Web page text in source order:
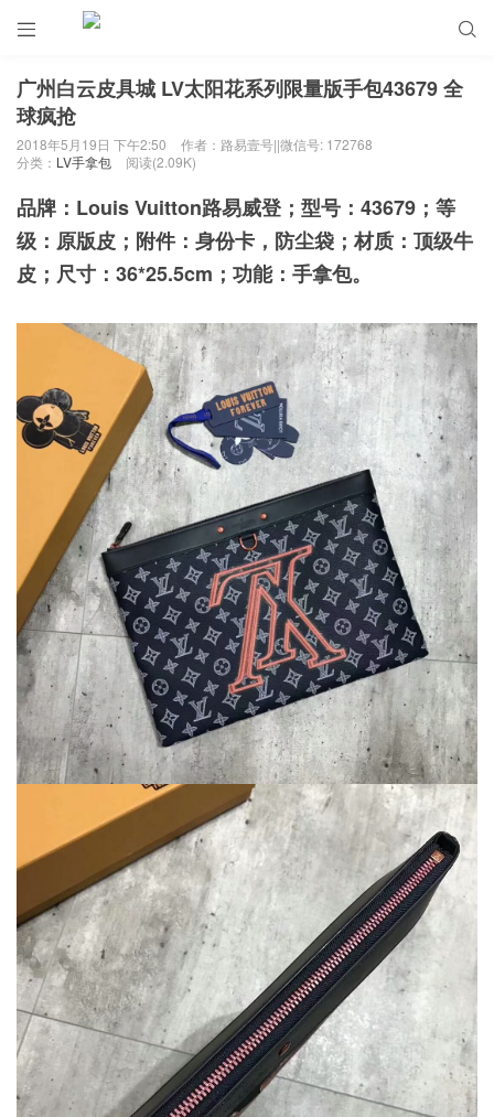
 
广州白云皮具城 LV太阳花系列限量版手包43679 全
球疯抢
2018年5月19日 下午2:50
作者：路易壹号||微信号: 172768
分类： LV手拿包 阅读(2.09K)
品牌：Louis Vuitton路易威登；型号：43679；等
级：原版皮；附件：身份卡，防尘袋；材质：顶级牛
皮；尺寸：36*25.5cm ；功能：手拿包。